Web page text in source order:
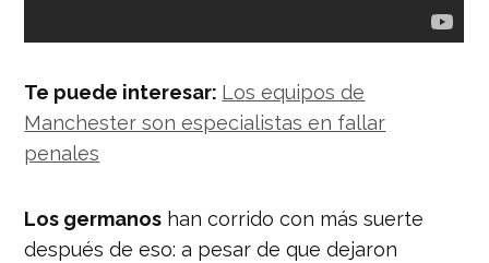
Te puede interesar: Los equipos de
Manchester son especialistas en fallar
penales
Los germanos han corrido con más suerte
después de eso: a pesar de que dejaron